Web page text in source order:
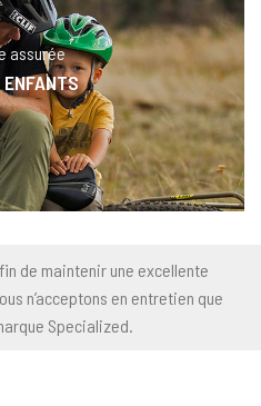
assurée
de maintenir une excellente
n’acceptons en entretien que
Specialized.